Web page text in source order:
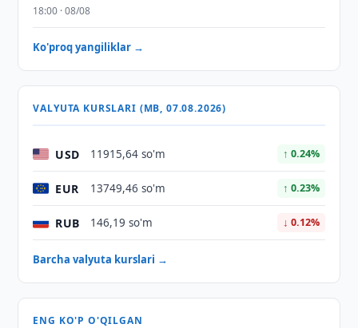
18:00 · 08/08
Ko'proq yangiliklar →
VALYUTA KURSLARI (MB, 07.08.2026)
USD 11915,64 so'm ↑ 0.24%
EUR 13749,46 so'm ↑ 0.23%
RUB 146,19 so'm ↓ 0.12%
Barcha valyuta kurslari →
ENG KO'P O'QILGAN